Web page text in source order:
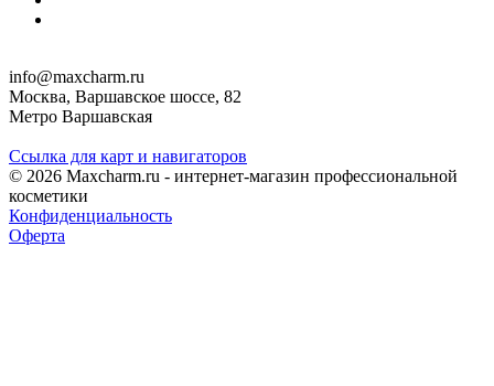
info@maxcharm.ru
Москва, Варшавское шоссе, 82
Метро Варшавская
Ссылка для карт и навигаторов
© 2026 Maxcharm.ru - интернет-магазин профессиональной
косметики
Конфиденциальность
Оферта